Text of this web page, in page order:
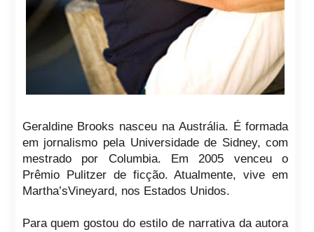
Geraldine Brooks nasceu na Austrália. É formada
em jornalismo pela Universidade de Sidney, com
mestrado por Columbia. Em 2005 venceu o
Prêmio Pulitzer de ficção. Atualmente, vive em
Martha’sVineyard, nos Estados Unidos.
Para quem gostou do estilo de narrativa da autora